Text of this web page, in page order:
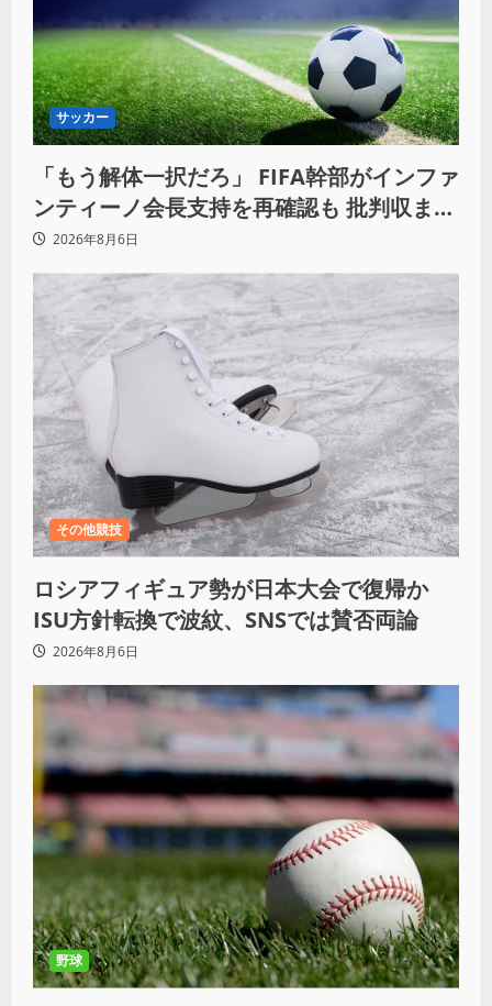
サッカー
「もう解体一択だろ」 FIFA幹部がインファ
ンティーノ会長支持を再確認も 批判収まら
ず2026年8月6日
その他競技
ロシアフィギュア勢が日本大会で復帰か
ISU方針転換で波紋、SNSでは賛否両論
2026年8月6日
野球